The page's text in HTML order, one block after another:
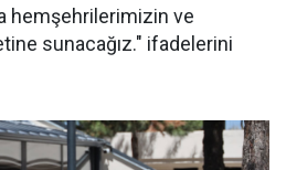
hemşehrilerimizin ve
sunacağız." ifadelerini